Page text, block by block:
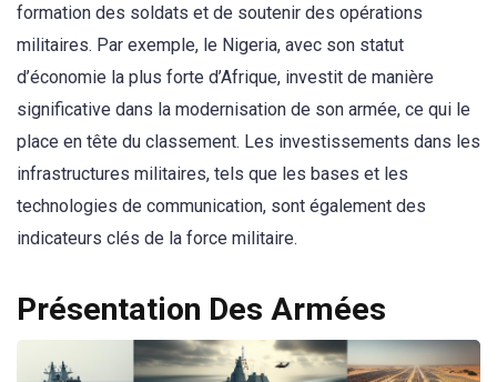
formation des soldats et de soutenir des opérations
militaires. Par exemple, le Nigeria, avec son statut
d’économie la plus forte d’Afrique, investit de manière
significative dans la modernisation de son armée, ce qui le
place en tête du classement. Les investissements dans les
infrastructures militaires, tels que les bases et les
technologies de communication, sont également des
indicateurs clés de la force militaire.
Présentation Des Armées